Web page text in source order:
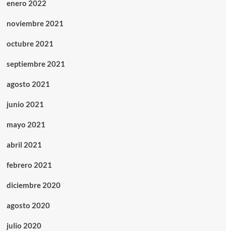
enero 2022
noviembre 2021
octubre 2021
septiembre 2021
agosto 2021
junio 2021
mayo 2021
abril 2021
febrero 2021
diciembre 2020
agosto 2020
julio 2020